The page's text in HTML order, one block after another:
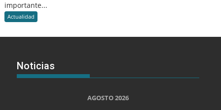
importante...
Actualidad
Noticias
AGOSTO 2026